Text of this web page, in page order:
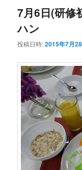
7月6日(研修
ハン
投稿日時:2015年7月